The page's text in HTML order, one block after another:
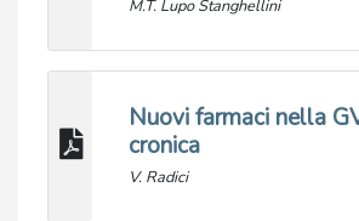
M.T. Lupo Stanghellini
Nuovi farmaci nella
cronica
V. Radici